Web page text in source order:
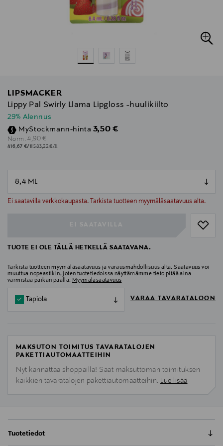
LIPSMACKER
Lippy Pal Swirly Llama Lipgloss -huulikiilto
29% Alennus
MyStockmann-hinta Discounted Price
3,50 €
Norm. Original Price
4,90 €
416,67 €/1l583,33 €/1l
Ei saatavilla verkkokaupasta. Tarkista tuotteen myymäläsaatavuus alta.
null
TUOTE EI OLE TÄLLÄ HETKELLÄ SAATAVANA.
Tarkista tuotteen myymäläsaatavuus ja varausmahdollisuus alta. Saatavuus voi
muuttua nopeastikin, joten tuotetiedoissa näyttämämme tieto pitää aina
varmistaa paikan päällä. Myymäläsaatavuus
Tapiola VARAA TAVARATALOON
MAKSUTON TOIMITUS TAVARATALOJEN
PAKETTIAUTOMAATTEIHIN
Nyt kannattaa shoppailla! Saat maksuttoman toimituksen
kaikkien tavaratalojen pakettiautomaatteihin. Lue lisää
Tuotetiedot